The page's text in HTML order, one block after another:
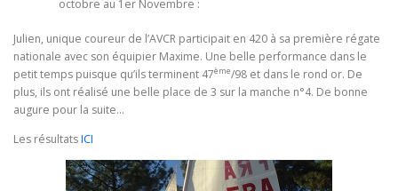
octobre au 1er Novembre :
Julien, unique coureur de l’AVCR participait en 420 à sa première régate
nationale avec son équipier Maxime. Une belle performance dans le
petit temps puisque qu’ils terminent 47ème/98 et dans le rond or. De
plus, ils ont réalisé une belle place de 3 sur la manche n°4. De bonne
augure pour la suite…
Les résultatsICI